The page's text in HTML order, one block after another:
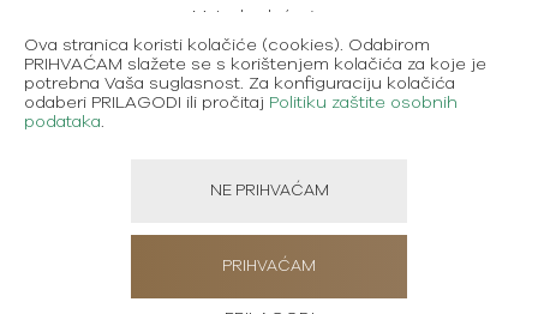
Metode plaćanja
Karijere
Uvjeti korištenja
Created using magic by
Ova stranica koristi kolačiće (cookies). Odabirom
PRIHVAĆAM slažete se s korištenjem kolačića za koje je
potrebna Vaša suglasnost. Za konfiguraciju kolačića
odaberi PRILAGODI ili pročitaj Politiku zaštite osobnih
podataka.
NE PRIHVAĆAM
PRIHVAĆAM